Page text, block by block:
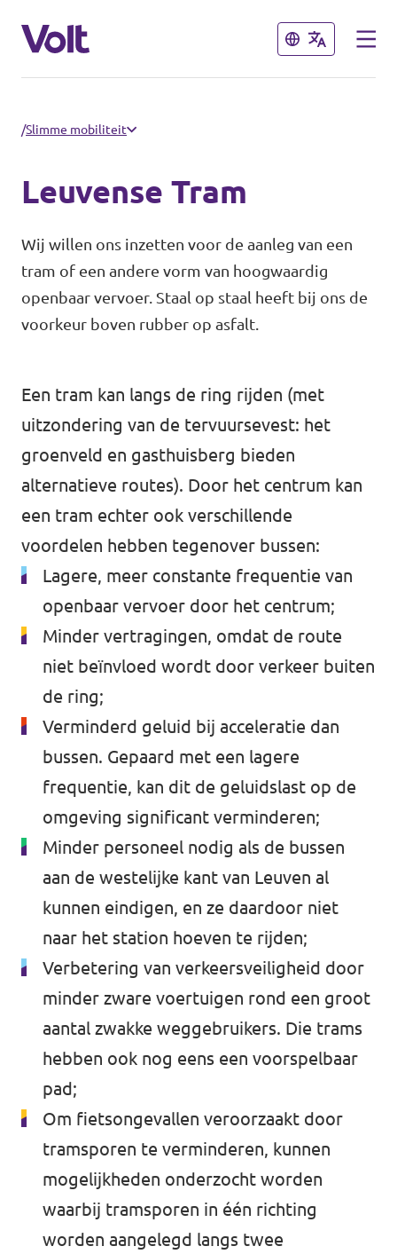
Sluiten
Kies een taal
Volt België
Volt België
Sluiten
Over Volt
Nieuws
Steun Volt
/Slimme mobiliteit
Leuvense Tram
Wij willen ons inzetten voor de aanleg van een
tram of een andere vorm van hoogwaardig
openbaar vervoer. Staal op staal heeft bij ons de
voorkeur boven rubber op asfalt.
Een tram kan langs de ring rijden (met
uitzondering van de tervuursevest: het
groenveld en gasthuisberg bieden
alternatieve routes). Door het centrum kan
een tram echter ook verschillende
voordelen hebben tegenover bussen:
Lagere, meer constante frequentie van
openbaar vervoer door het centrum;
Minder vertragingen, omdat de route
niet beïnvloed wordt door verkeer buiten
de ring;
Verminderd geluid bij acceleratie dan
bussen. Gepaard met een lagere
frequentie, kan dit de geluidslast op de
omgeving significant verminderen;
Minder personeel nodig als de bussen
aan de westelijke kant van Leuven al
kunnen eindigen, en ze daardoor niet
naar het station hoeven te rijden;
Verbetering van verkeersveiligheid door
minder zware voertuigen rond een groot
aantal zwakke weggebruikers. Die trams
hebben ook nog eens een voorspelbaar
pad;
Om fietsongevallen veroorzaakt door
tramsporen te verminderen, kunnen
mogelijkheden onderzocht worden
waarbij tramsporen in één richting
worden aangelegd langs twee